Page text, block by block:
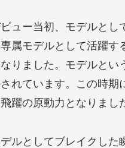
ュー当初、モデルと
属モデルとして活躍
りました。モデルと
れています。この時
躍の原動力となりまし
ルとしてブレイクした